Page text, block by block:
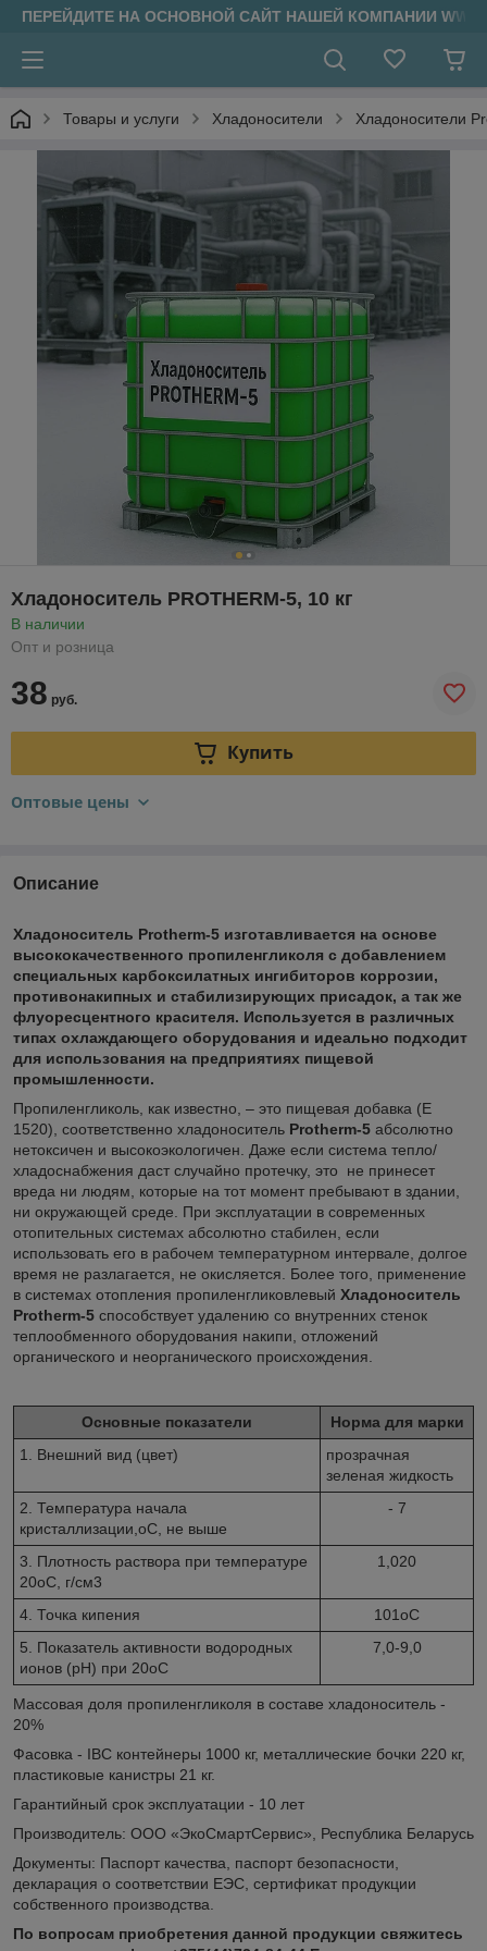
ПЕРЕЙДИТЕ НА ОСНОВНОЙ САЙТ НАШЕЙ КОМПАНИИ
Товары и услуги Хладоносители Хладоносители
Хладоноситель PROTHERM-5, 10 кг
В наличии
Опт и розница
38 руб.
Купить
Оптовые цены
Описание
Хладоноситель Protherm-5 изготавливается на основе
высококачественного пропиленгликоля с добавлением
специальных карбоксилатных ингибиторов коррозии,
противонакипных и стабилизирующих присадок, а так же
флуоресцентного красителя. Используется в различных
типах охлаждающего оборудования и идеально подходит
для использования на предприятиях пищевой
промышленности.
Пропиленгликоль, как известно, – это пищевая добавка (Е
1520), соответственно хладоноситель Protherm-5 абсолютно
нетоксичен и высокоэкологичен. Даже если система тепло/
хладоснабжения даст случайно протечку, это не принесет
вреда ни людям, которые на тот момент пребывают в здании,
ни окружающей среде. При эксплуатации в современных
отопительных системах абсолютно стабилен, если
использовать его в рабочем температурном интервале, долгое
время не разлагается, не окисляется. Более того, применение
в системах отопления пропиленгликовлевый Хладоноситель
Protherm-5 способствует удалению со внутренних стенок
теплообменного оборудования накипи, отложений
органического и неорганического происхождения.
Основные показатели
Норма для марки
1. Внешний вид (цвет)
прозрачная
зеленая жидкость
2. Температура начала
кристаллизации, оС, не выше
- 7
3. Плотность раствора при температуре
20оС, г/см3
1,020
4. Точка кипения 101оС
5. Показатель активности водородных
ионов (рН) при 20оС
7,0-9,0
Массовая доля пропиленгликоля в составе хладоноситель -
20%
Фасовка - IBC контейнеры 1000 кг, металлические бочки 220 кг,
пластиковые канистры 21 кг.
Гарантийный срок эксплуатации - 10 лет
Производитель: ООО «ЭкоСмартСервис», Республика Беларусь
Документы: Паспорт качества, паспорт безопасности,
декларация о соответствии ЕЭС, сертификат продукции
собственного производства.
По вопросам приобретения данной продукции свяжитесь